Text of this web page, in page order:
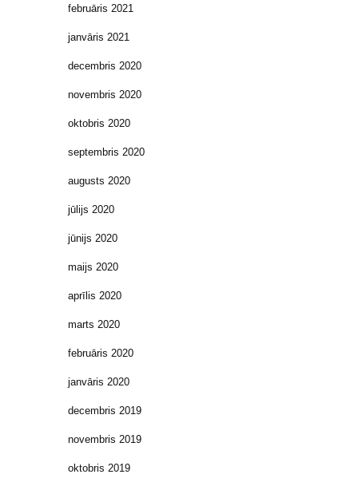
februāris 2021
janvāris 2021
decembris 2020
novembris 2020
oktobris 2020
septembris 2020
augusts 2020
jūlijs 2020
jūnijs 2020
maijs 2020
aprīlis 2020
marts 2020
februāris 2020
janvāris 2020
decembris 2019
novembris 2019
oktobris 2019